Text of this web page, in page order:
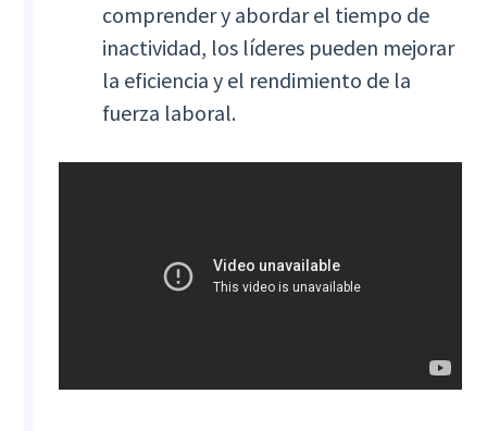
comprender y abordar el tiempo de
inactividad, los líderes pueden mejorar
la eficiencia y el rendimiento de la
fuerza laboral.